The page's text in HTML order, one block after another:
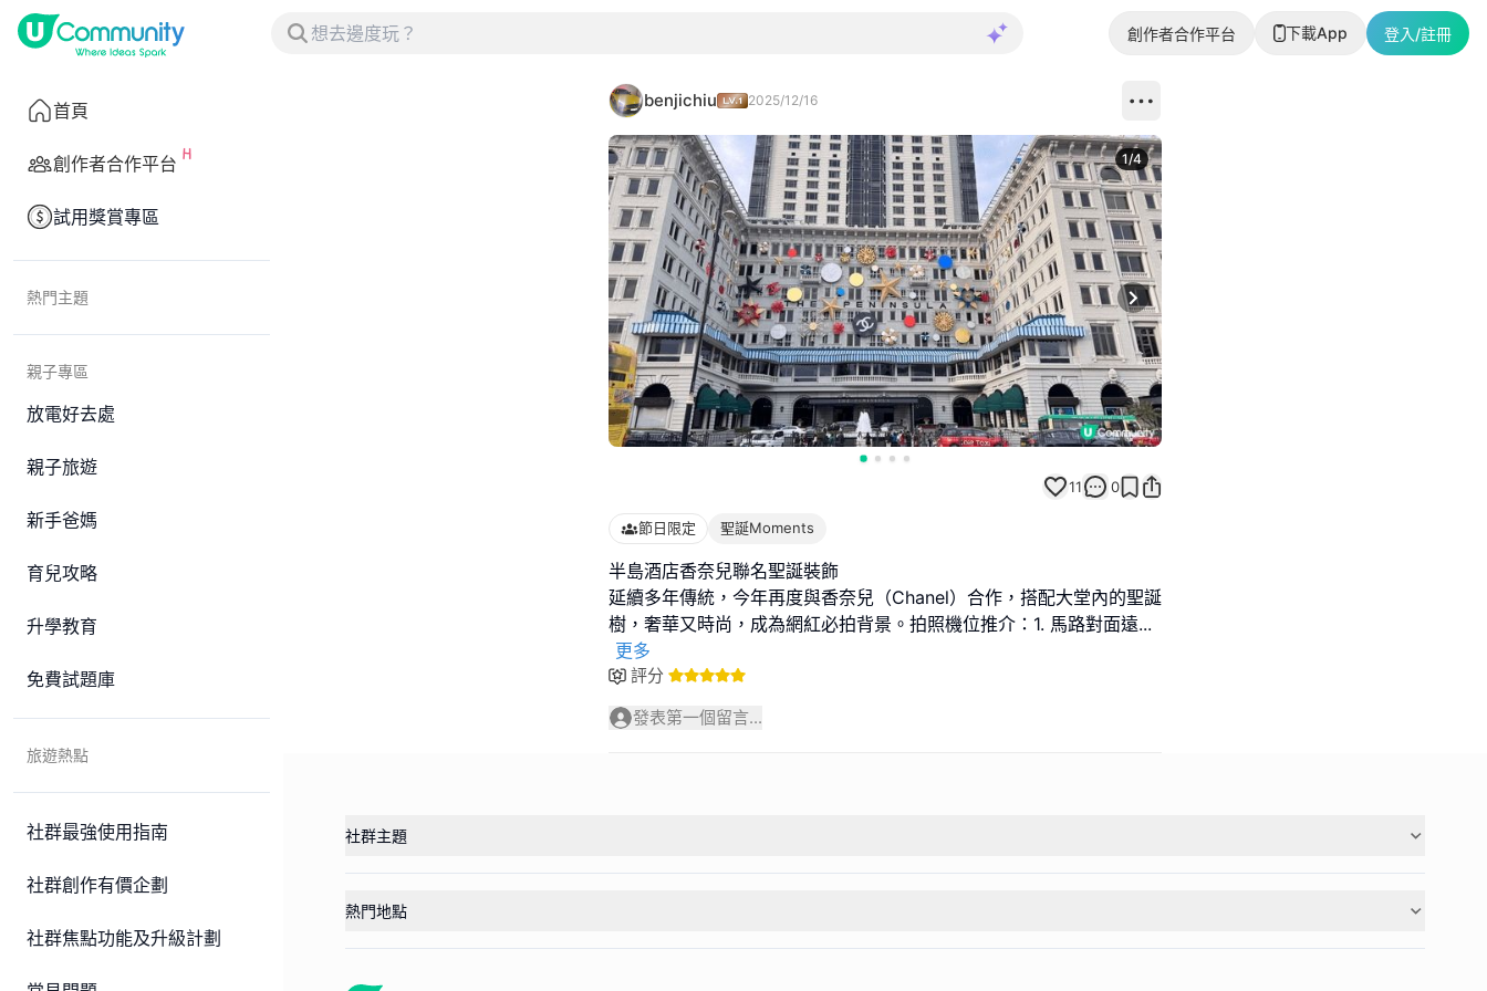
創作者合作平台 下載App 登入/註冊
首頁
創作者合作平台
試用獎賞專區
熱門主題
親子專區
放電好去處
親子旅遊
新手爸媽
育兒攻略
升學教育
免費試題庫
旅遊熱點
社群最強使用指南
社群創作有價企劃
社群焦點功能及升級計劃
benjichiu 2025/12/16
Next slide
1/4
11 0
節日限定 聖誕Moments
半島酒店香奈兒聯名聖誕裝飾
延續多年傳統，今年再度與香奈兒（Chanel）合作，搭配大堂內的聖誕
樹，奢華又時尚，成為網紅必拍背景。拍照機位推介：1. 馬路對面遠...
更多
評分
發表第一個留言...
社群主題
熱門地點